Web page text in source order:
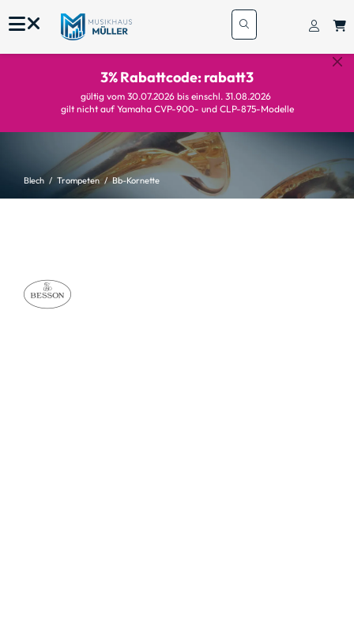
3% Rabattcode: rabatt3
gültig vom 30.07.2026 bis einschl. 31.08.2026
gilt nicht auf Yamaha CVP-900- und CLP-875-Modelle
Blech Trompeten Bb-Kornette